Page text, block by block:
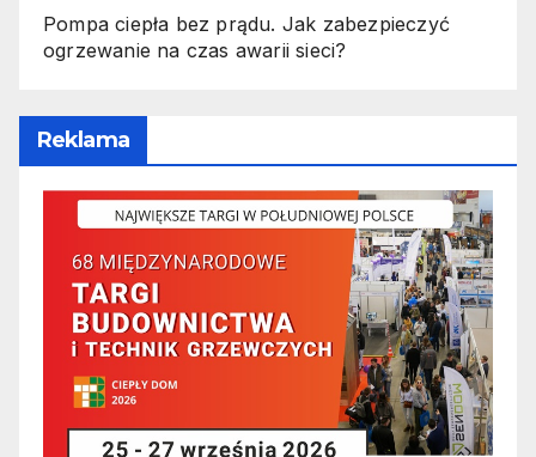
Pompa ciepła bez prądu. Jak zabezpieczyć
ogrzewanie na czas awarii sieci?
Reklama